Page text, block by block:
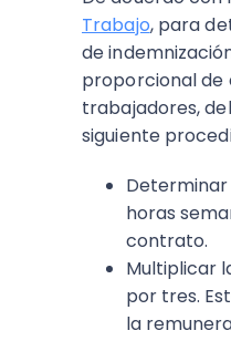
Trabajo, para
de
proporcional de
trabajadores,
siguiente
horas
contrato.
Multiplicar
por tres.
la